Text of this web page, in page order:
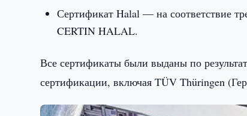
Сертификат Halal — на соответствие
CERTIN HALAL.
Все сертификаты были выданы по
сертификации, включая TÜV Thüringen